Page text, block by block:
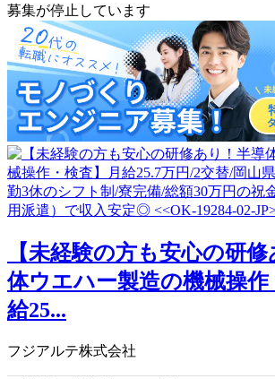
募集が停止しています
【未経験の方も安心の研
体ウエハー製造の機械操作
給25...
フジアルテ株式会社